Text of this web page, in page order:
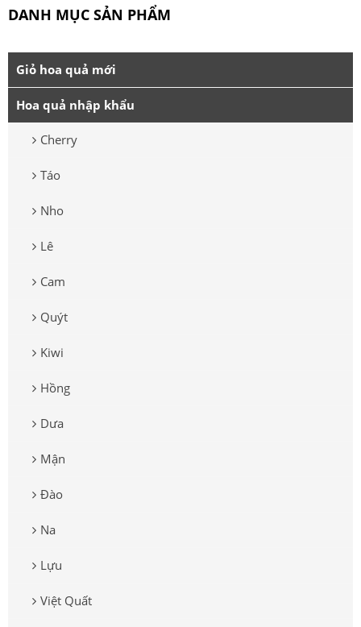
DANH MỤC SẢN PHẨM
Giỏ hoa quả mới
Hoa quả nhập khẩu
Cherry
Táo
Nho
Lê
Cam
Quýt
Kiwi
Hồng
Dưa
Mận
Đào
Na
Lựu
Việt Quất